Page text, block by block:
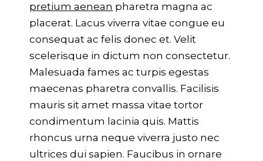
pretium aenean pharetra magna ac
placerat. Lacus viverra vitae congue eu
consequat ac felis donec et. Velit
scelerisque in dictum non consectetur.
Malesuada fames ac turpis egestas
maecenas pharetra convallis. Facilisis
mauris sit amet massa vitae tortor
condimentum lacinia quis. Mattis
rhoncus urna neque viverra justo nec
ultrices dui sapien. Faucibus in ornare